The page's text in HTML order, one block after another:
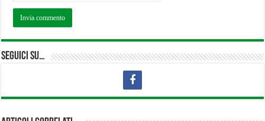
Seguici su…